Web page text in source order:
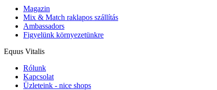
Magazin
Mix & Match raklapos szállítás
Ambassadors
Figyelünk környezetünkre
Equus Vitalis
Rólunk
Kapcsolat
Üzleteink - nice shops